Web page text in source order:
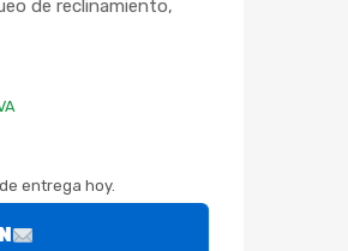
de reclinamiento,
entrega hoy.